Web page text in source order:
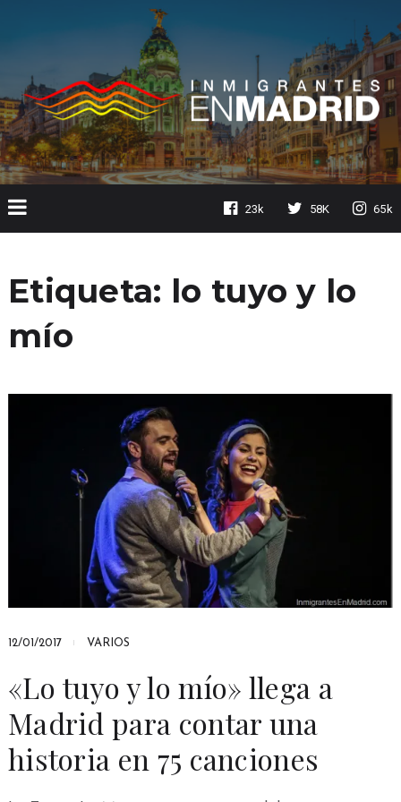
23k 58K 65k
Etiqueta: lo tuyo y lo
mío
12/01/2017 VARIOS
«Lo tuyo y lo mío» llega a
Madrid para contar una
historia en 75 canciones